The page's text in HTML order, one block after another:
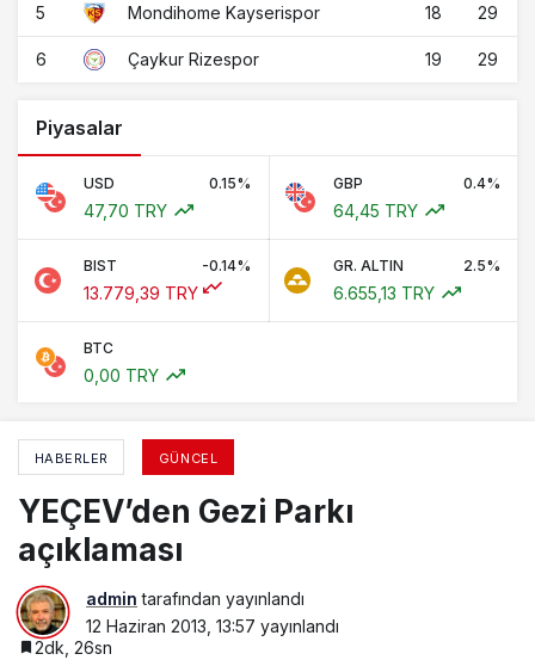
5 Mondihome Kayserispor 18 29
6 Çaykur Rizespor 19 29
Piyasalar
USD 0.15%
47,70 TRY
GBP 0.4%
64,45 TRY
BIST -0.14%
13.779,39 TRY
GR. ALTIN 2.5%
6.655,13 TRY
BTC
0,00 TRY
HABERLER GÜNCEL
YEÇEV’den Gezi Parkı
açıklaması
admin tarafından yayınlandı
12 Haziran 2013, 13:57 yayınlandı
2dk, 26sn